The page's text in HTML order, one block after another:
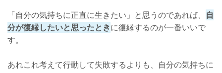
「自分の気持ちに正直に生きたい」と思うのであれば、 自
分が復縁したいと思ったときに復縁するのが一番いいで
す。
あれこれ考えて行動して失敗するよりも、自分の気持ちに